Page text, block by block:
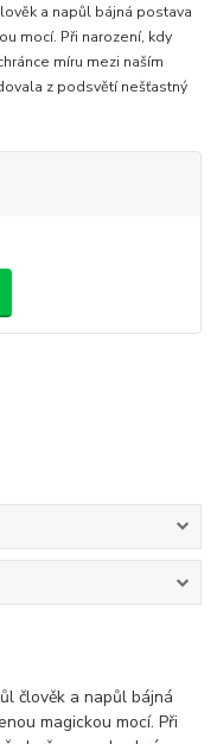
a napůl bájná postava
mocí. Při narození, kdy
míru mezi naším
z podsvětí nešťastný
člověk a napůl bájná
magickou mocí. Při